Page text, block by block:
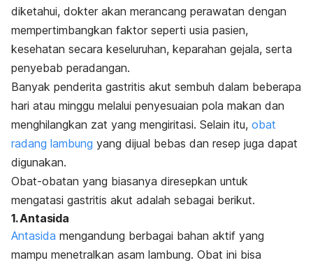
diketahui, dokter akan merancang perawatan dengan
mempertimbangkan faktor seperti usia pasien,
kesehatan secara keseluruhan, keparahan gejala, serta
penyebab peradangan.
Banyak penderita gastritis akut sembuh dalam beberapa
hari atau minggu melalui penyesuaian pola makan dan
menghilangkan zat yang mengiritasi. Selain itu, obat
radang lambung yang dijual bebas dan resep juga dapat
digunakan.
Obat-obatan yang biasanya diresepkan untuk
mengatasi gastritis akut adalah sebagai berikut.
1. Antasida
Antasida mengandung berbagai bahan aktif yang
mampu menetralkan asam lambung. Obat ini bisa